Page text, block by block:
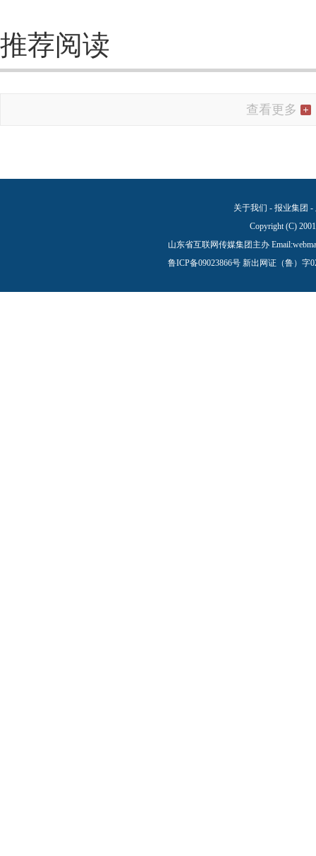
推荐阅读
查看更多
关于我们 - 报业集团 -
Copyright (C)
山东省互联网传媒集团主办 Email:
鲁ICP备09023866号 新出网证（鲁）字